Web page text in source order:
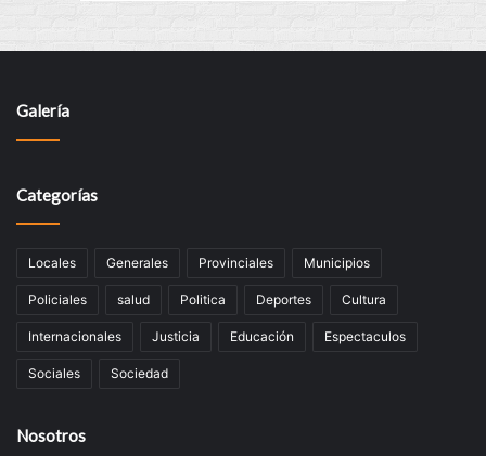
Galería
Categorías
Locales Generales Provinciales Municipios
Policiales salud Politica Deportes Cultura
Internacionales Justicia Educación Espectaculos
Sociales Sociedad
Nosotros